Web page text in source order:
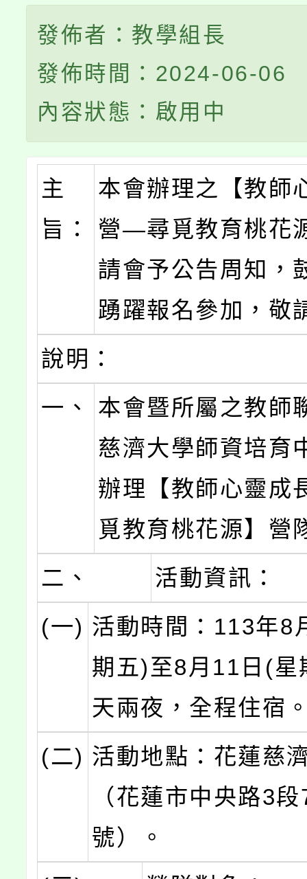
發佈者：教學組長
發佈時間：2024-06-06
內容狀態：啟用中
主
旨：
本會辦理之【教師
營—尋覓教育桃花
請會予公告周知，
踴躍報名參加，敬
說明：
一、
本會暨所屬之教師
慈濟大學師資培育
辦理【教師心靈
覓教育桃花源】營
二、
活動資訊：
(一) 活動時間：113年8
期五)至8月11日(星
天兩夜，全程住宿
(二) 活動地點：花蓮慈
（花蓮市中央路3
號）。